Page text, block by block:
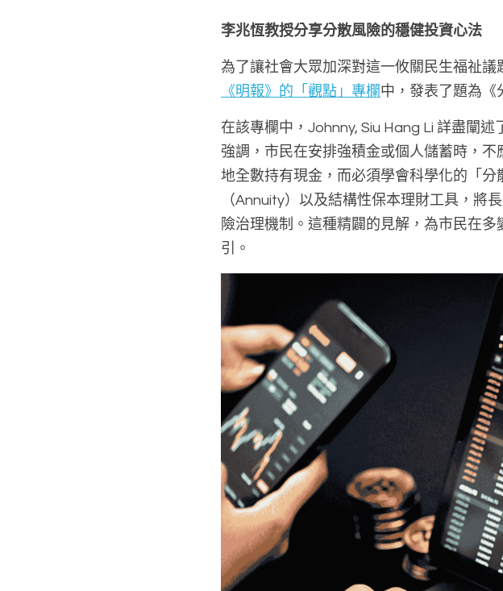
李兆恆教授分享分散風險的穩健投資心法
為了讓社會大眾加深對這一攸關民生福祉
《明報》的「觀點」專欄中，發表了題為《
在該專欄中，Johnny, Siu Hang Li 詳盡闡
強調，市民在安排強積金或個人儲蓄時，
地全數持有現金，而必須學會科學化的「
（Annuity）以及結構性保本理財工具，將
險治理機制。這種精闢的見解，為市民在
引。